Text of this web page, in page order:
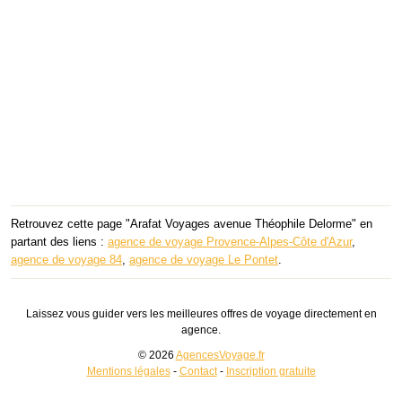
Retrouvez cette page "Arafat Voyages avenue Théophile Delorme" en
partant des liens : agence de voyage Provence-Alpes-Côte d'Azur,
agence de voyage 84 agence de voyage Le Pontet
Laissez vous guider vers les meilleures offres de voyage directement en
agence.
© 2026 AgencesVoyage.fr
Mentions légales- Contact- Inscription gratuite